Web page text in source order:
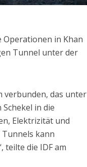
Operationen in Khan
Tunnel unter der
verbunden, das unter
in die
Elektrizität und
kann
teilte die IDF am